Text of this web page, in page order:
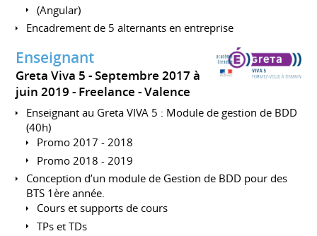
(Angular)
Encadrement de 5 alternants en entreprise
Enseignant
Greta Viva 5
Septembre 2017 à
juin 2019 Freelance Valence
Enseignant au Greta VIVA 5 : Module de gestion de BDD
(40h)
Promo 2017 - 2018
Promo 2018 - 2019
Conception d’un module de Gestion de BDD pour des
BTS 1ère année.
Cours et supports de cours
TPs et TDs